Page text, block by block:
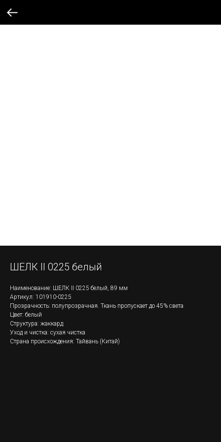
ШЕЛК II 0225 белый
Наименование: ШЕЛК II 0225 белый, 89 мм
Артикул: 101910-0225
Прозрачность: полупрозрачная. Ткань пропускает до 45% света
Цвет: белый
Структура: жаккард
Уход и чистка: сухая чистка
Страна происхождения: Тайвань (Китай)